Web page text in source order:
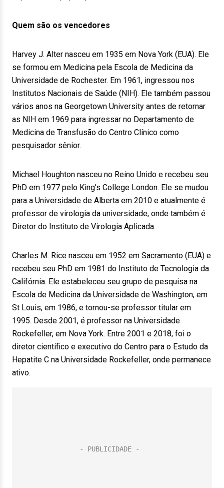
Quem são os vencedores
Harvey J. Alter nasceu em 1935 em Nova York (EUA). Ele
se formou em Medicina pela Escola de Medicina da
Universidade de Rochester. Em 1961, ingressou nos
Institutos Nacionais de Saúde (NIH). Ele também passou
vários anos na Georgetown University antes de retornar
as NIH em 1969 para ingressar no Departamento de
Medicina de Transfusão do Centro Clínico como
pesquisador sênior.
Michael Houghton nasceu no Reino Unido e recebeu seu
PhD em 1977 pelo King’s College London. Ele se mudou
para a Universidade de Alberta em 2010 e atualmente é
professor de virologia da universidade, onde também é
Diretor do Instituto de Virologia Aplicada.
Charles M. Rice nasceu em 1952 em Sacramento (EUA) e
recebeu seu PhD em 1981 do Instituto de Tecnologia da
Califórnia. Ele estabeleceu seu grupo de pesquisa na
Escola de Medicina da Universidade de Washington, em
St Louis, em 1986, e tornou-se professor titular em
1995. Desde 2001, é professor na Universidade
Rockefeller, em Nova York. Entre 2001 e 2018, foi o
diretor científico e executivo do Centro para o Estudo da
Hepatite C na Universidade Rockefeller, onde permanece
ativo.